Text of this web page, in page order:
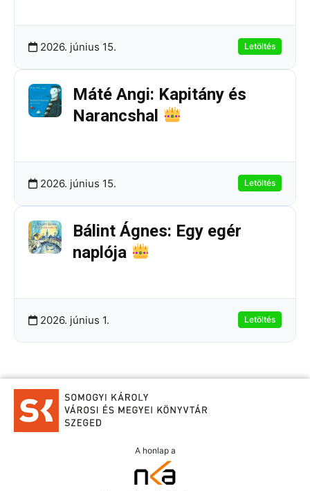
2026. június 15. Letöltés
Máté Angi: Kapitány és
Narancshal
2026. június 15. Letöltés
Bálint Ágnes: Egy egér
naplója
2026. június 1. Letöltés
A honlap a